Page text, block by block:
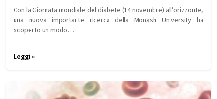
Con la Giornata mondiale del diabete (14 novembre) all’orizzonte,
una nuova importante ricerca della Monash University ha
scoperto un modo…
Leggi »